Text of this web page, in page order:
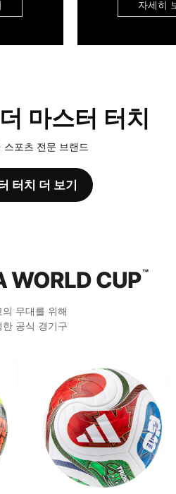
자세히
마스터 터치
스포츠 전문 브랜드
터치 더 보기
WORLD CUP™
의 무대를 위해
한 공식 경기구